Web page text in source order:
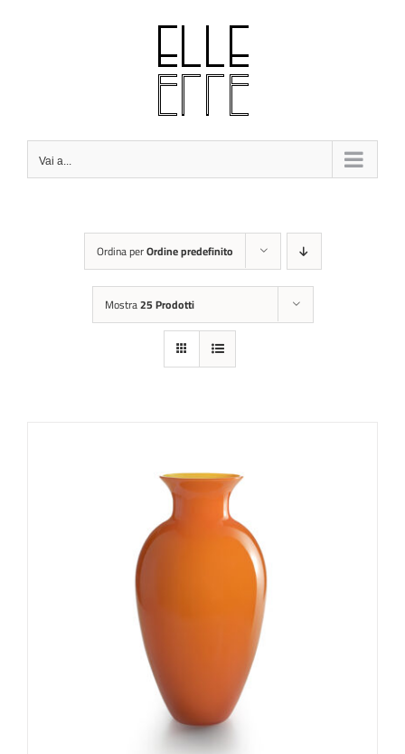
Vai a...
Ordina perOrdine predefinito
Mostra25 Prodotti